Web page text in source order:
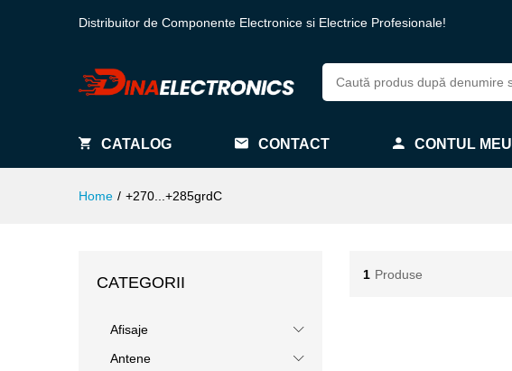
Distribuitor de Componente Electronice si Electrice Profesionale!
CATALOG CONTACT CONTUL MEU
Home / +270...+285grdC
1 Produse
CATEGORII
Afisaje
Antene